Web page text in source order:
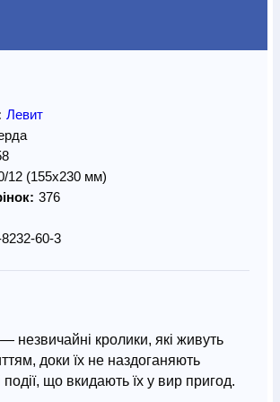
Левит
12 (155х230 мм)
376
60-3
незвичайні кролики, які живуть
доки їх не наздоганяють
події, що вкидають їх у вир пригод.